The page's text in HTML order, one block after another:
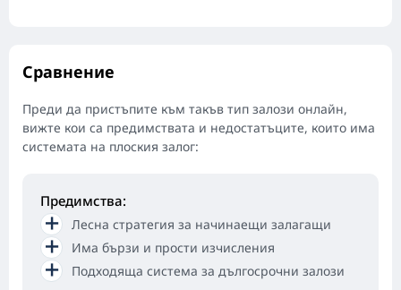
Сравнение
Преди да пристъпите към такъв тип залози онлайн,
вижте кои са предимствата и недостатъците, които има
системата на плоския залог:
Предимства:
Лесна стратегия за начинаещи залагащи
Има бързи и прости изчисления
Подходяща система за дългосрочни залози